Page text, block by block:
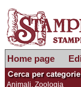
Home page
Animali, Zoologia